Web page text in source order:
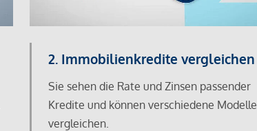
2. Immobilienkredite vergleichen
Sie sehen die Rate und Zinsen passender
Kredite und können verschiedene Modelle
vergleichen.